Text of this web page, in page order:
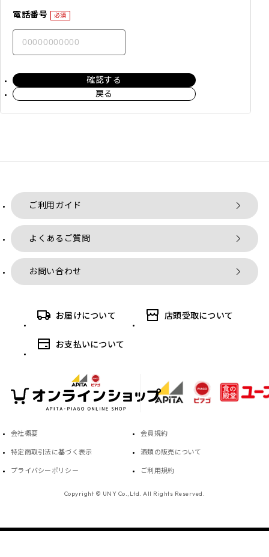
電話番号 必須
戻る
確認する
ご利用ガイド
よくあるご質問
お問い合わせ
お届けについて 店頭受取について
お支払いについて
会社概要 会員規約
特定商取引法に基づく表示 酒類の販売について
プライバシーポリシー ご利用規約
Copyright © UNY Co.,Ltd. All Rights Reserved.